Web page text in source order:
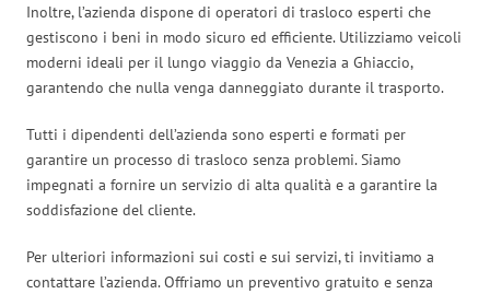
Inoltre, l’azienda dispone di operatori di trasloco esperti che
gestiscono i beni in modo sicuro ed efficiente. Utilizziamo veicoli
moderni ideali per il lungo viaggio da Venezia a Ghiaccio,
garantendo che nulla venga danneggiato durante il trasporto.
Tutti i dipendenti dell’azienda sono esperti e formati per
garantire un processo di trasloco senza problemi. Siamo
impegnati a fornire un servizio di alta qualità e a garantire la
soddisfazione del cliente.
Per ulteriori informazioni sui costi e sui servizi, ti invitiamo a
contattare l’azienda. Offriamo un preventivo gratuito e senza